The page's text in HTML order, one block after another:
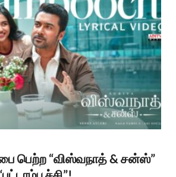
பெற்ற “விஸ்வநாத் & சன்ஸ்”